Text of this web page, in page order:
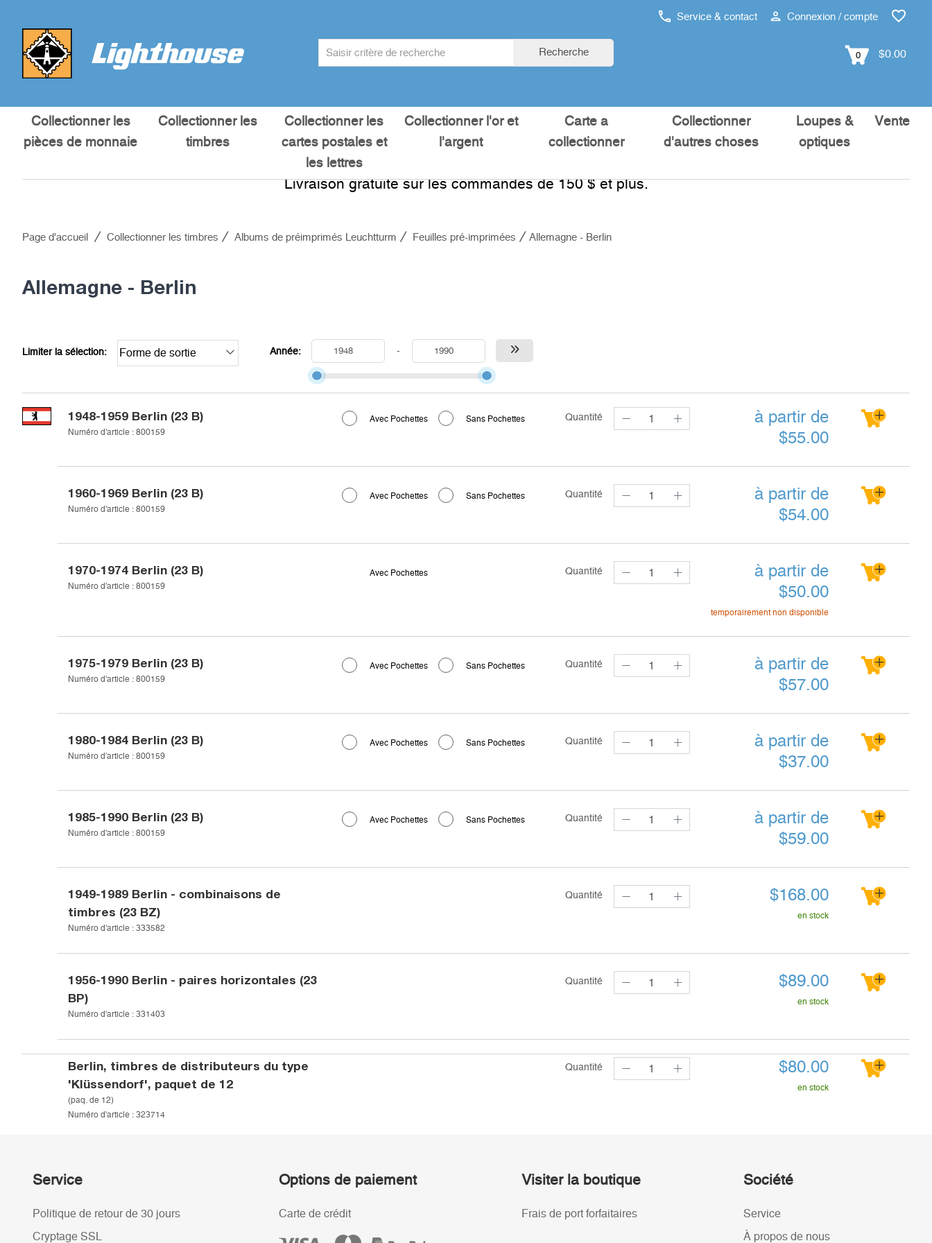
Service & contact Connexion / compte
Recherche 0 $0.00
Collectionner les
pièces de monnaie
Collectionner les
timbres
Collectionner les
cartes postales et
les lettres
Collectionner l'or et
l'argent
Carte a
collectionner
Collectionner
d'autres choses
Loupes &
optiques
Vente
Livraison gratuite sur les commandes de 150 $ et plus.
Page d'accueil Collectionner les timbres Albums de préimprimés Leuchtturm Feuilles pré-imprimées Allemagne - Berlin
Allemagne - Berlin
Limiter la sélection: Forme de sortie Année: -
1948-1959 Berlin (23 B)
Numéro d'article :800159
Avec Pochettes Sans Pochettes Quantité
à partir de
$55.00
1960-1969 Berlin (23 B)
Numéro d'article :800159
Avec Pochettes Sans Pochettes Quantité
à partir de
$54.00
1970-1974 Berlin (23 B)
Numéro d'article :800159
Avec Pochettes Quantité
à partir de
$50.00
temporairement non disponible
1975-1979 Berlin (23 B)
Numéro d'article :800159
Avec Pochettes Sans Pochettes Quantité
à partir de
$57.00
1980-1984 Berlin (23 B)
Numéro d'article :800159
Avec Pochettes Sans Pochettes Quantité
à partir de
$37.00
1985-1990 Berlin (23 B)
Numéro d'article :800159
Avec Pochettes Sans Pochettes Quantité
à partir de
$59.00
1949-1989 Berlin - combinaisons de
timbres (23 BZ)
Numéro d'article :333582
Quantité $168.00
en stock
1956-1990 Berlin - paires horizontales (23
BP)
Numéro d'article :331403
Quantité $89.00
en stock
Berlin, timbres de distributeurs du type
'Klüssendorf', paquet de 12
(paq. de 12)
Numéro d'article :323714
Quantité $80.00
en stock
Service
Politique de retour de 30 jours
Cryptage SSL
Options de paiement
Carte de crédit
Visiter la boutique
Frais de port forfaitaires
Société
Service
À propos de nous